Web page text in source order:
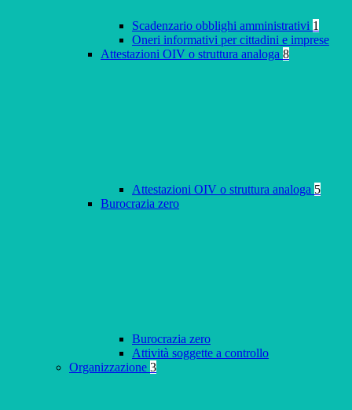
Scadenzario obblighi amministrativi 1
Oneri informativi per cittadini e imprese
Attestazioni OIV o struttura analoga 8
Attestazioni OIV o struttura analoga 5
Burocrazia zero
Burocrazia zero
Attività soggette a controllo
Organizzazione 3